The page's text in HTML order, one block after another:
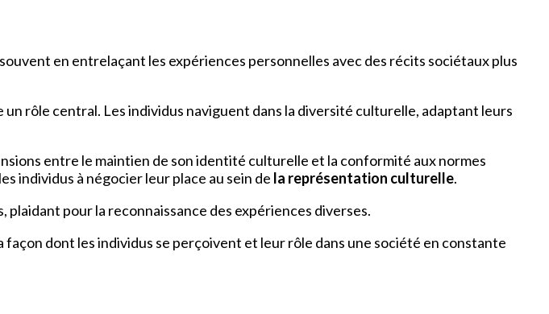
en entrelaçant les expériences personnelles avec des récits sociétaux plus
un rôle central. Les individus naviguent dans la diversité culturelle, adaptant leurs
entre le maintien de son identité culturelle et la conformité aux normes
individus à négocier leur place au sein de la représentation culturelle.
plaidant pour la reconnaissance des expériences diverses.
dont les individus se perçoivent et leur rôle dans une société en constante